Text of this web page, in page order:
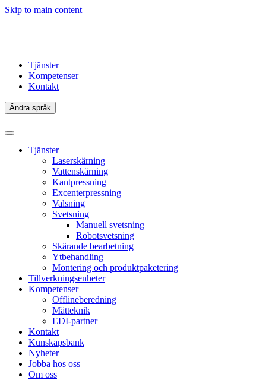
Skip to main content
Tjänster
Kompetenser
Kontakt
Ändra språk
Tjänster
Laserskärning
Vattenskärning
Kantpressning
Excenterpressning
Valsning
Svetsning
Manuell svetsning
Robotsvetsning
Skärande bearbetning
Ytbehandling
Montering och produktpaketering
Tillverkningsenheter
Kompetenser
Offlineberedning
Mätteknik
EDI-partner
Kontakt
Kunskapsbank
Nyheter
Jobba hos oss
Om oss